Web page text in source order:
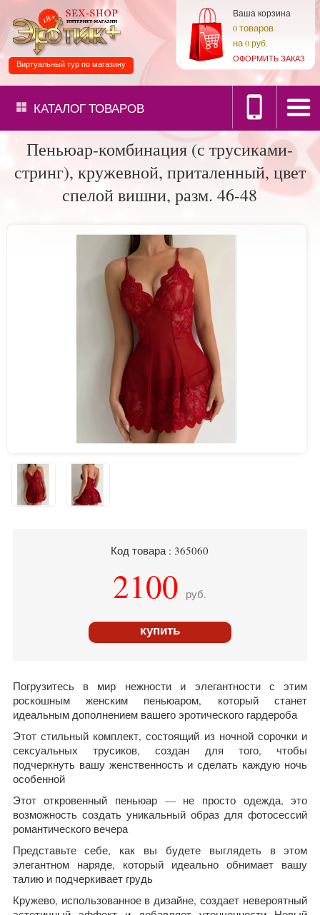
Ваша корзина
0товаров
на0 руб.
ОФОРМИТЬ ЗАКАЗ
Виртуальный тур по магазину
КАТАЛОГТОВАРОВ
Пеньюар-комбинация (с трусиками-
стринг), кружевной, приталенный, цвет
спелой вишни, разм. 46-48
Код товара : 365060
2100 руб.
купить
Погрузитесь в мир нежности и элегантности с этим
роскошным женским пеньюаром, который станет
идеальным дополнением вашего эротического гардероба
Этот стильный комплект, состоящий из ночной сорочки и
сексуальных трусиков, создан для того, чтобы
подчеркнуть вашу женственность и сделать каждую ночь
особенной
Этот откровенный пеньюар — не просто одежда, это
возможность создать уникальный образ для фотосессий
романтического вечера
Представьте себе, как вы будете выглядеть в этом
элегантном наряде, который идеально обнимает вашу
талию и подчеркивает грудь
Кружево, использованное в дизайне, создает невероятный